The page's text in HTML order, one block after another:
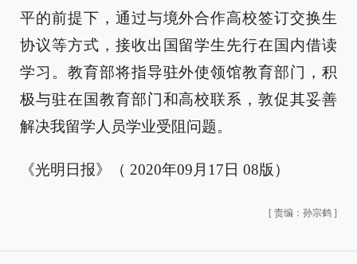
平的前提下，通过与境外合作高校签订交换生
协议等方式，接收出国留学生先行在国内借读
学习。教育部将指导驻外使领馆教育部门，积
极与驻在国教育部门和高校联系，敦促其妥善
解决我留学人员学业受阻问题。
《光明日报》（ 2020年09月17日 08版）
[ 责编：孙宗鹤 ]